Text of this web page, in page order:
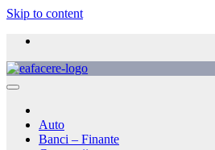
Skip to content
Auto
Banci – Finante